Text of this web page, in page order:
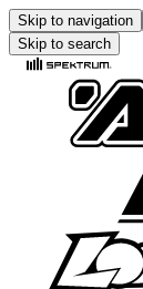
Skip to navigation
Skip to search